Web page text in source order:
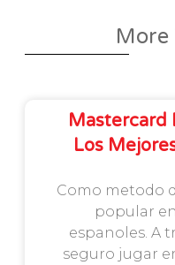
More
Mastercard
Los
Como metodo
popular
espanoles. A
seguro jugar